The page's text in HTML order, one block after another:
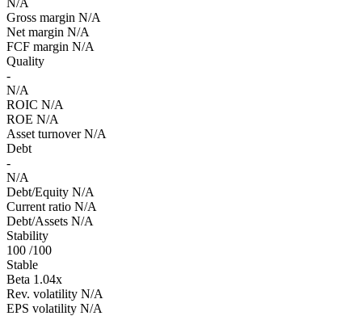
N/A
Gross margin N/A
Net margin N/A
FCF margin N/A
Quality
-
N/A
ROIC N/A
ROE N/A
Asset turnover N/A
Debt
-
N/A
Debt/Equity N/A
Current ratio N/A
Debt/Assets N/A
Stability
100 /100
Stable
Beta 1.04x
Rev. volatility N/A
EPS volatility N/A